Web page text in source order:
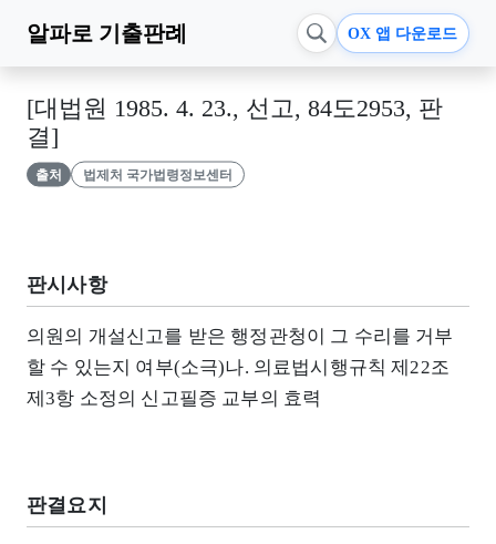
알파로 기출판례 OX 앱 다운로드
[대법원 1985. 4. 23., 선고, 84도2953, 판
결]
출처 법제처 국가법령정보센터
판시사항
의원의 개설신고를 받은 행정관청이 그 수리를 거부
할 수 있는지 여부(소극)나. 의료법시행규칙 제22조
제3항 소정의 신고필증 교부의 효력
판결요지